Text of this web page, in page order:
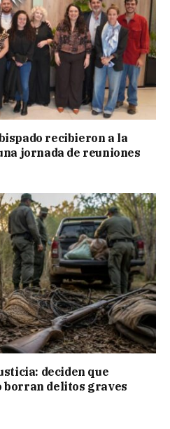
recibieron a la
jornada de reuniones
deciden que
borran delitos graves